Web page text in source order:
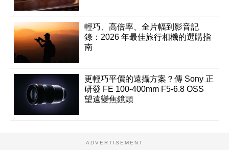
輕巧、高倍率、全片幅到影音記
錄：2026 年最佳旅行相機的選購指
南
更輕巧平價的遠攝方案？傳 Sony 正
研發 FE 100-400mm F5-6.8 OSS
望遠變焦鏡頭
ADVERTISEMENT